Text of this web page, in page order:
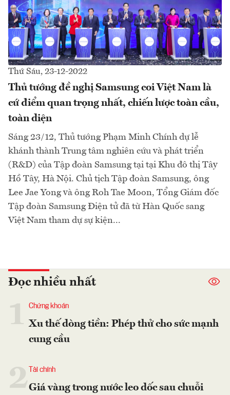
Thứ Sáu, 23-12-2022
Thủ tướng đề nghị Samsung coi Việt Nam là
cứ điểm quan trọng nhất, chiến lược toàn cầu,
toàn diện
Sáng 23/12, Thủ tướng Phạm Minh Chính dự lễ
khánh thành Trung tâm nghiên cứu và phát triển
(R&D) của Tập đoàn Samsung tại tại Khu đô thị Tây
Hồ Tây, Hà Nội. Chủ tịch Tập đoàn Samsung, ông
Lee Jae Yong và ông Roh Tae Moon, Tổng Giám đốc
Tập đoàn Samsung Điện tử đã từ Hàn Quốc sang
Việt Nam tham dự sự kiện...
Đọc nhiều nhất
Chứng khoán
Xu thế dòng tiền: Phép thử cho sức mạnh
cung cầu
2 Tài chính
Giá vàng trong nước leo dốc sau chuỗi